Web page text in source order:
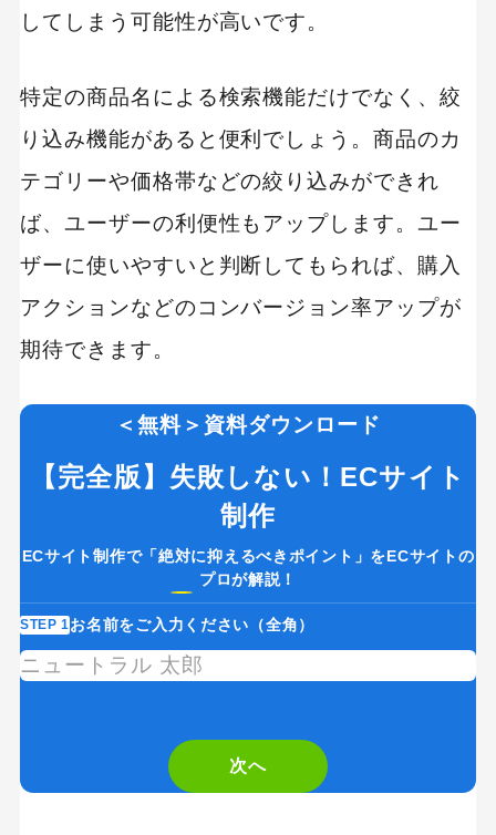
してしまう可能性が高いです。
特定の商品名による検索機能だけでなく、絞
り込み機能があると便利でしょう。商品のカ
テゴリーや価格帯などの絞り込みができれ
ば、ユーザーの利便性もアップします。ユー
ザーに使いやすいと判断してもられば、購入
アクションなどのコンバージョン率アップが
期待できます。
＜無料＞資料ダウンロード
【完全版】失敗しない！ECサイト
制作
ECサイト制作で「絶対に抑えるべきポイント」をECサイトの
プロが解説！
STEP 1お名前をご入力ください（全角）
次へ